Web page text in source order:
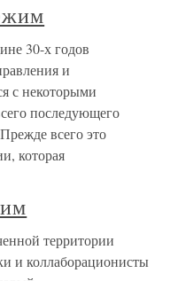
30-х годов
и
с некоторыми
последующего
всего это
которая
территории
и коллаборационисты